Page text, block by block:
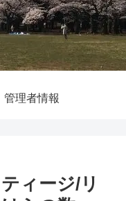
管理者情報
ィージ/リ